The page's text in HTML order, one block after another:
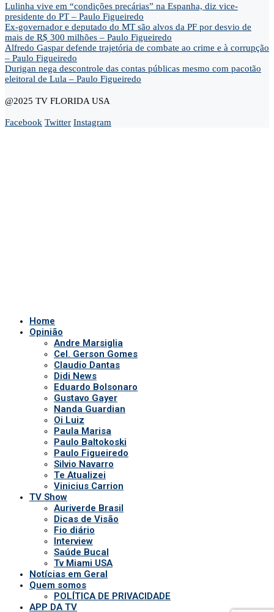
Lulinha vive em “condições precárias” na Espanha, diz vice-
presidente do PT – Paulo Figueiredo
Ex-governador e deputado do MT são alvos da PF por desvio de
mais de R$ 300 milhões – Paulo Figueiredo
Alfredo Gaspar defende trajetória de combate ao crime e à corrupção
– Paulo Figueiredo
Durigan nega descontrole das contas públicas mesmo com pacotão
eleitoral de Lula – Paulo Figueiredo
@2025 TV FLORIDA USA
Facebook Twitter Instagram
Vinicius Carrion
TV Show
Auriverde Brasil
Dicas de Visão
Fio diário
Interview
Saúde Bucal
Tv Miami USA
Notícias em Geral
Quem somos
POLÍTICA DE PRIVACIDADE
APP DA TV
Comerciais
Ao vivo
Patronos